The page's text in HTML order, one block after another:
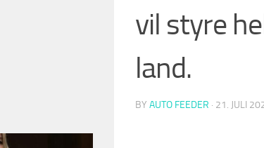
vil styre
land.
BY AUTO FEEDER · 21. JULI